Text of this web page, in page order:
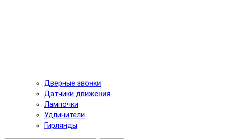
Дверные звонки
Датчики движения
Лампочки
Удлинители
Гирлянды